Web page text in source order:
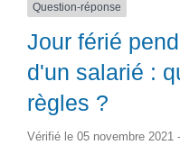
Question-réponse
Jour férié
d'un salarié :
règles ?
Vérifié le 05 novembre 2021